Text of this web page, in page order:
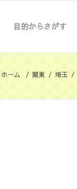
目的からさがす
ホーム / 関東 / 埼玉 /